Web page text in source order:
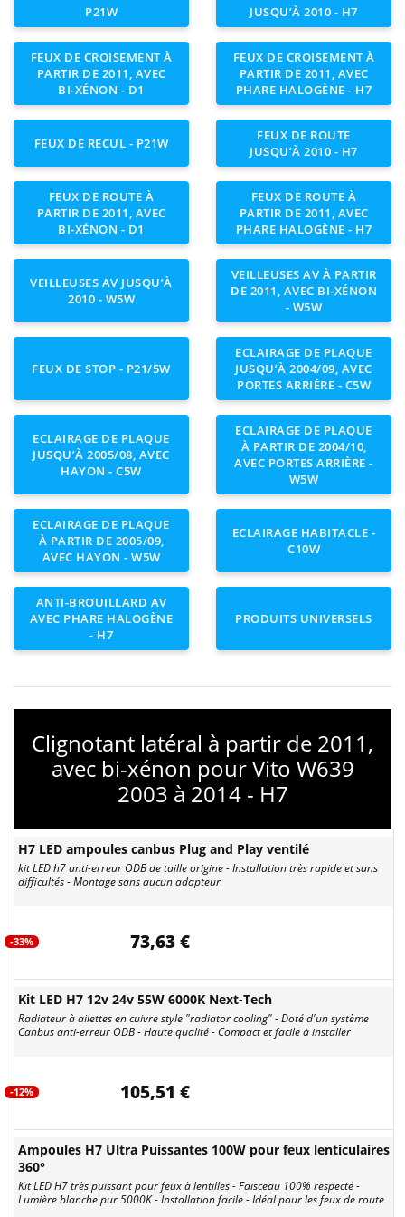
P21W
JUSQU’À 2010 - H7
FEUX DE CROISEMENT À
PARTIR DE 2011, AVEC
BI-XÉNON - D1
FEUX DE CROISEMENT À
PARTIR DE 2011, AVEC
PHARE HALOGÈNE - H7
FEUX DE RECUL - P21W
FEUX DE ROUTE
JUSQU’À 2010 - H7
FEUX DE ROUTE À
PARTIR DE 2011, AVEC
BI-XÉNON - D1
FEUX DE ROUTE À
PARTIR DE 2011, AVEC
PHARE HALOGÈNE - H7
VEILLEUSES AV JUSQU’À
2010 - W5W
VEILLEUSES AV À PARTIR
DE 2011, AVEC BI-XÉNON
- W5W
FEUX DE STOP - P21/5W
ECLAIRAGE DE PLAQUE
JUSQU’À 2004/09, AVEC
PORTES ARRIÈRE - C5W
ECLAIRAGE DE PLAQUE
JUSQU’À 2005/08, AVEC
HAYON - C5W
ECLAIRAGE DE PLAQUE
À PARTIR DE 2004/10,
AVEC PORTES ARRIÈRE -
W5W
ECLAIRAGE DE PLAQUE
À PARTIR DE 2005/09,
AVEC HAYON - W5W
ECLAIRAGE HABITACLE -
C10W
ANTI-BROUILLARD AV
AVEC PHARE HALOGÈNE
- H7
PRODUITS UNIVERSELS
Clignotant latéral à partir de 2011,
avec bi-xénon pour Vito W639
2003 à 2014 - H7
H7 LED ampoules canbus Plug and Play ventilé
kit LED h7 anti-erreur ODB de taille origine - Installation très rapide et sans
difficultés - Montage sans aucun adapteur
-33% 73,63 €
Kit LED H7 12v 24v 55W 6000K Next-Tech
Radiateur à ailettes en cuivre style "radiator cooling" - Doté d'un système
Canbus anti-erreur ODB - Haute qualité - Compact et facile à installer
-12% 105,51 €
Ampoules H7 Ultra Puissantes 100W pour feux lenticulaires
360°
Kit LED H7 très puissant pour feux à lentilles - Faisceau 100% respecté -
Lumière blanche pur 5000K - Installation facile - Idéal pour les feux de route